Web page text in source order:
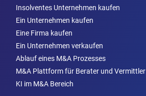
Insolventes Unternehmen kaufen
Ein Unternehmen kaufen
Eine Firma kaufen
Ein Unternehmen verkaufen
Ablauf eines M&A Prozesses
M&A Plattform für Berater und Vermittler
KI im M&A Bereich